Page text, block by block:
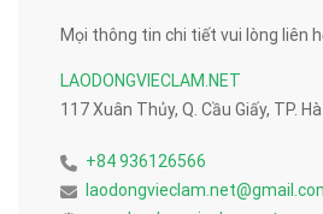
Mọi thông tin chi tiết vui lòng liên
LAODONGVIECLAM.NET
117 Xuân Thủy, Q. Cầu Giấy, TP.
+84 936126566